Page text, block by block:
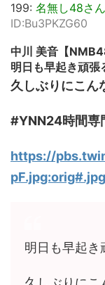
199: 名無し48さん
ID:Bu3PKZG60
中川 美音【
明日も早起き頑張
久しぶりにこん
#YNN24時間専
https://
pF.jpg:orig#.jpg
明日も早起き